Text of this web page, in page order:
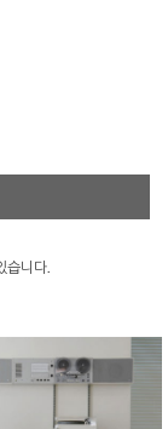
습니다.